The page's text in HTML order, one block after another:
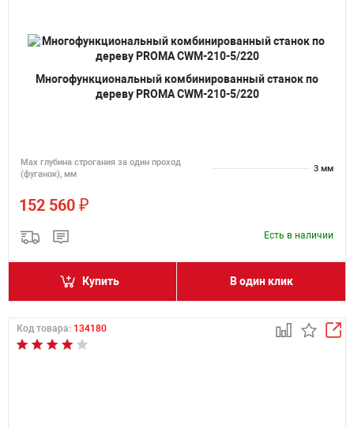
Многофункциональный комбинированный станок по
дереву PROMA CWM-210-5/220
Мах глубина строгания за один проход
(фуганок), мм
3 мм
152 560 ₽
Есть в наличии
Купить В один клик
Код товара: 134180